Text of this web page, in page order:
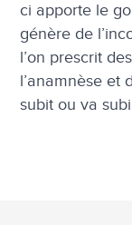
ci apporte le
génère de
l’on prescrit
l’anamnèse et
subit ou va